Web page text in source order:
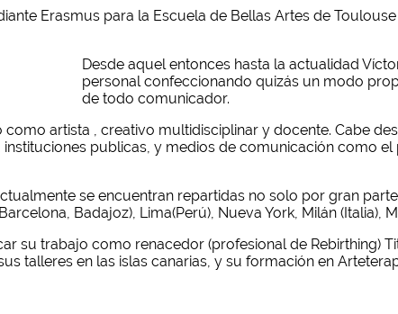
Erasmus para la Escuela de Bellas Artes de
Desde aquel entonces hasta la actualidad
personal confeccionando quizás un modo
de todo comunicador.
artista , creativo multidisciplinar y docente. Cabe
instituciones publicas, y medios de comunicación como
se encuentran repartidas no solo por gran
Badajoz), Lima(Perú), Nueva York, Milán (Italia),
su trabajo como renacedor (profesional de Rebirthing)
talleres en las islas canarias, y su formación en